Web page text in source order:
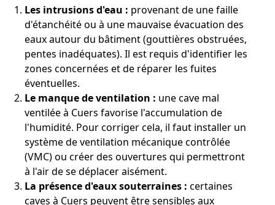
Les intrusions d'eau : provenant de une faille
d'étanchéité ou à une mauvaise évacuation des
eaux autour du bâtiment (gouttières obstruées,
pentes inadéquates). Il est requis d'identifier les
zones concernées et de réparer les fuites
éventuelles.
Le manque de ventilation : une cave mal
ventilée à Cuers favorise l'accumulation de
l'humidité. Pour corriger cela, il faut installer un
système de ventilation mécanique contrôlée
(VMC) ou créer des ouvertures qui permettront
à l'air de se déplacer aisément.
La présence d'eaux souterraines : certaines
caves à Cuers peuvent être sensibles aux